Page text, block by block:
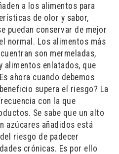
a los alimentos para
de olor y sabor,
puedan conservar de mejor
normal. Los alimentos más
son mermeladas,
alimentos enlatados, que
ahora cuando debemos
supera el riesgo? La
con la que
Se sabe que un alto
azúcares añadidos está
riesgo de padecer
crónicas. Es por ello